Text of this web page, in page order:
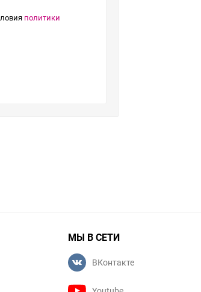
политики
МЫ В СЕТИ
ВКонтакте